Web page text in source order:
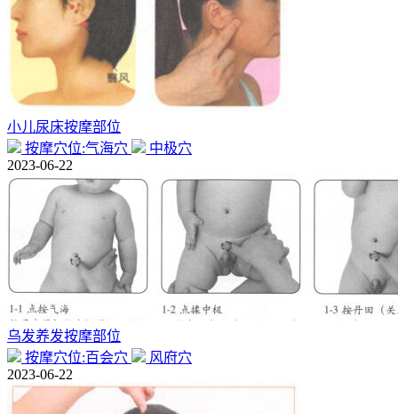
小儿尿床按摩部位
按摩穴位:气海穴
中极穴
2023-06-22
乌发养发按摩部位
按摩穴位:百会穴
风府穴
2023-06-22